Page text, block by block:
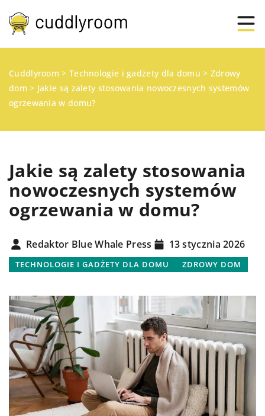
Cuddlyroom > Technologie i gadżety dla domu > Zdrowy
dom > Jakie są zalety stosowania nowoczesnych systemów
ogrzewania w domu?
Jakie są zalety stosowania
nowoczesnych systemów
ogrzewania w domu?
Redaktor Blue Whale Press 13 stycznia 2026
TECHNOLOGIE I GADŻETY DLA DOMU ZDROWY DOM